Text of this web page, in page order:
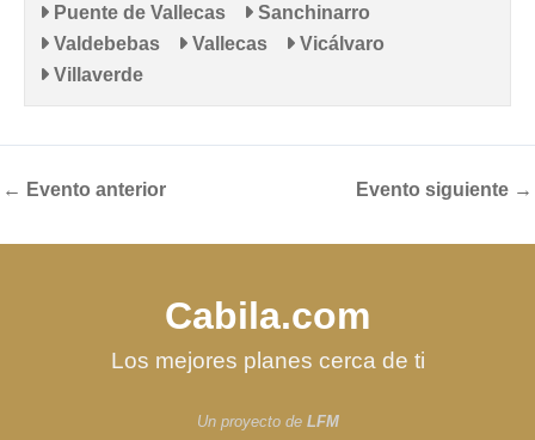
Puente de Vallecas
Sanchinarro
Valdebebas
Vallecas
Vicálvaro
Villaverde
← Evento anterior Evento siguiente →
Cabila.com
Los mejores planes cerca de ti
Un proyecto de LFM